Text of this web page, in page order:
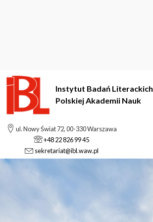
Instytut Badań Literackich
Polskiej Akademii Nauk
ul. Nowy Świat 72, 00-330 Warszawa
+48 22 826 99 45
sekretariat@ibl.waw.pl
Szukaj